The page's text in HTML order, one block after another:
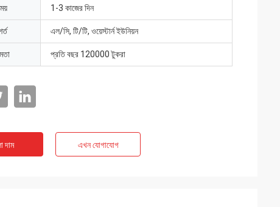
1-3 কাজের দিন
এল/সি, টি/টি, ওয়েস্টার্ন ইউনিয়ন
প্রতি বছর 120000 টুকরা
দাম এখন যোগাযোগ